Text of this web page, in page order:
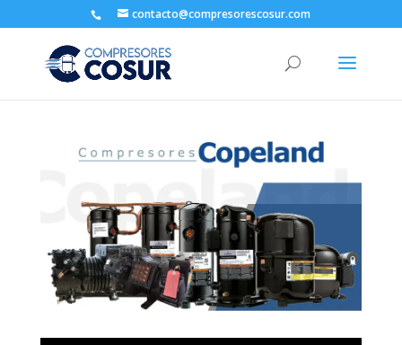
contacto@compresorescosur.com